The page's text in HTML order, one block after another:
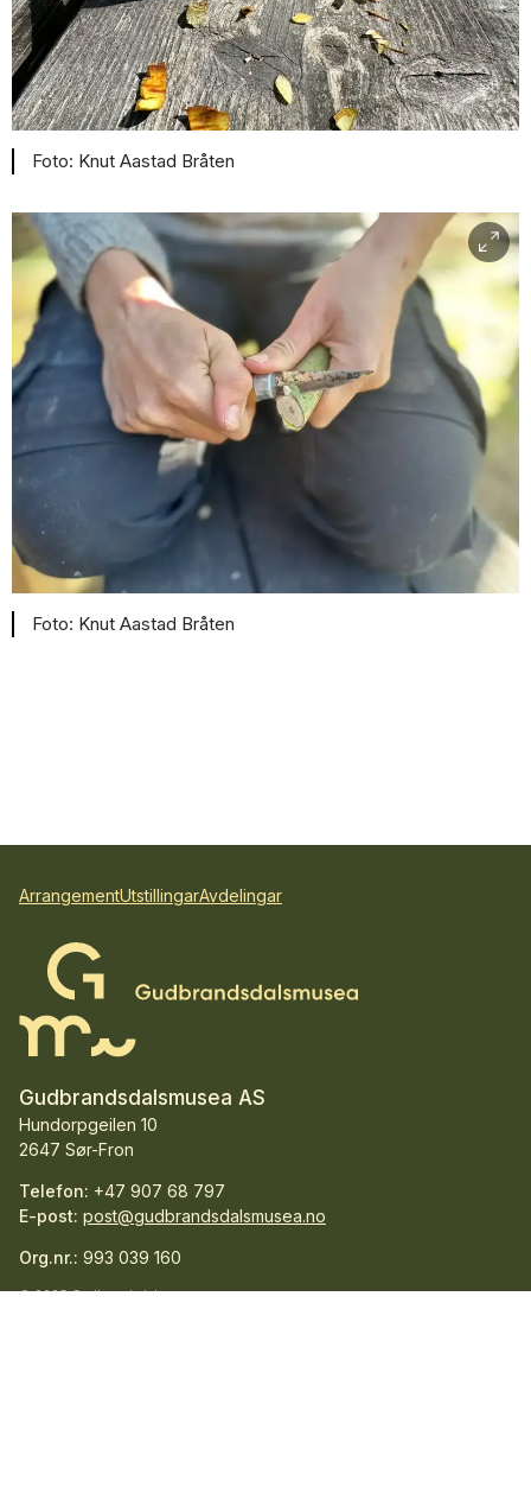
Knut Aastad Bråten
Knut Aastad Bråten
ArrangementUtstillingarAvdelingar
Gudbrandsdalsmusea AS
Hundorpgeilen 10
2647 Sør-Fron
Telefon: +47 907 68 797
E-post: post@gudbrandsdalsmusea.no
Org.nr.: 993 039 160
© 2025 Gudbrandsdalsmusea